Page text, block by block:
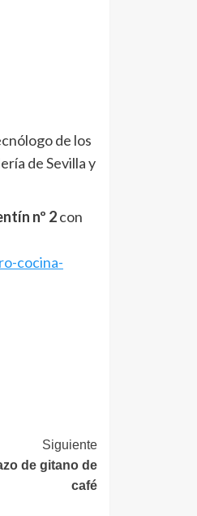
de los
de Sevilla y
nº 2con
cocina-
Siguiente
de gitano de
café